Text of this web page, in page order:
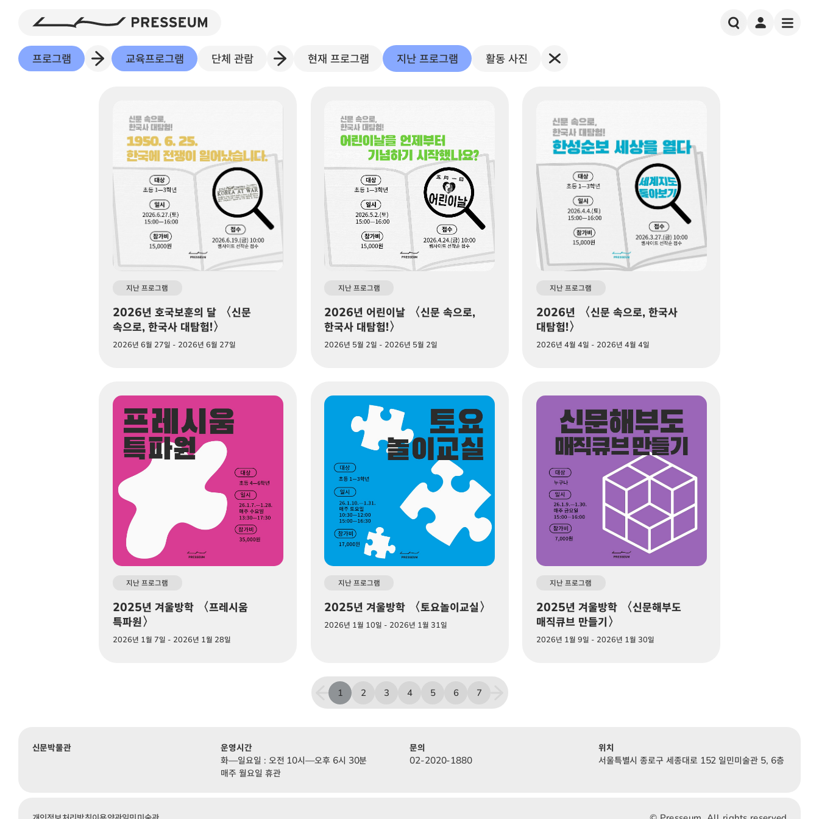
프로그램 교육프로그램 단체 관람 현재 프로그램 지난 프로그램 활동 사진
지난 프로그램
2026년 호국보훈의 달 〈신문
속으로, 한국사 대탐험!〉
2026년 6월 27일 - 2026년 6월 27일
지난 프로그램
2026년 어린이날 〈신문 속으로,
한국사 대탐험!〉
2026년 5월 2일 - 2026년 5월 2일
지난 프로그램
2026년 〈신문 속으로, 한국사
대탐험!〉
2026년 4월 4일 - 2026년 4월 4일
지난 프로그램
2025년 겨울방학 〈프레시움
특파원〉
2026년 1월 7일 - 2026년 1월 28일
지난 프로그램
2025년 겨울방학 〈토요놀이교실〉
2026년 1월 10일 - 2026년 1월 31일
지난 프로그램
2025년 겨울방학 〈신문해부도
매직큐브 만들기〉
2026년 1월 9일 - 2026년 1월 30일
1 2 3 4 5 6 7
신문박물관
운영시간
화—일요일 : 오전 10시—오후 6시 30분
매주 월요일 휴관
문의
02-2020-1880
위치
서울특별시 종로구 세종대로 152 일민미술관 5, 6층